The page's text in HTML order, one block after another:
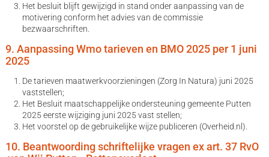
Het besluit blijft gewijzigd in stand onder aanpassing van de
motivering conform het advies van de commissie
bezwaarschriften.
9. Aanpassing Wmo tarieven en BMO 2025 per 1 juni
2025
De tarieven maatwerkvoorzieningen (Zorg In Natura) juni 2025
vaststellen;
Het Besluit maatschappelijke ondersteuning gemeente Putten
2025 eerste wijziging juni 2025 vast stellen;
Het voorstel op de gebruikelijke wijze publiceren (Overheid.nl).
10. Beantwoording schriftelijke vragen ex art. 37 RvO